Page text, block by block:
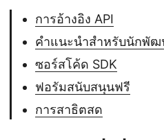
การอ้างอิง API
คำแนะนำสำหรับนักพั
ซอร์สโค้ด SDK
ฟอรัมสนับสนุนฟรี
การสาธิตสด